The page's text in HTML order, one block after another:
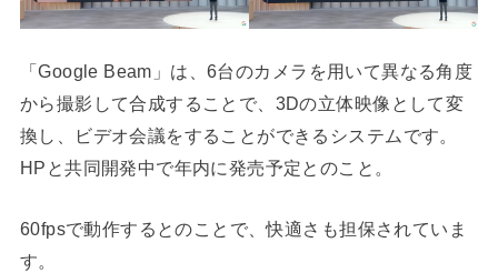
「Google Beam」は、6台のカメラを用いて異なる角度
から撮影して合成することで、3Dの立体映像として変
換し、ビデオ会議をすることができるシステムです。
HPと共同開発中で年内に発売予定とのこと。
60fpsで動作するとのことで、快適さも担保されていま
す。